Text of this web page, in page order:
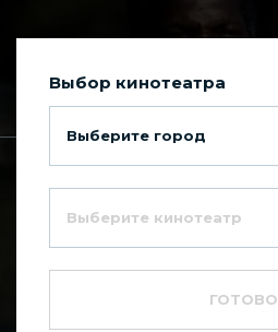
Смертельное
оружие
Выбор кинотеатра
Выберите город
Выберите кинотеатр
ГОТОВО